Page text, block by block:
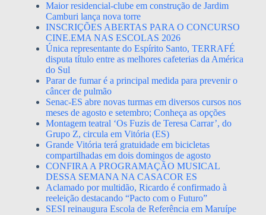
Maior residencial-clube em construção de Jardim
Camburi lança nova torre
INSCRIÇÕES ABERTAS PARA O CONCURSO
CINE.EMA NAS ESCOLAS 2026
Única representante do Espírito Santo, TERRAFÉ
disputa título entre as melhores cafeterias da América
do Sul
Parar de fumar é a principal medida para prevenir o
câncer de pulmão
Senac-ES abre novas turmas em diversos cursos nos
meses de agosto e setembro; Conheça as opções
Montagem teatral ‘Os Fuzis de Teresa Carrar’, do
Grupo Z, circula em Vitória (ES)
Grande Vitória terá gratuidade em bicicletas
compartilhadas em dois domingos de agosto
CONFIRA A PROGRAMAÇÃO MUSICAL
DESSA SEMANA NA CASACOR ES
Aclamado por multidão, Ricardo é confirmado à
reeleição destacando “Pacto com o Futuro”
SESI reinaugura Escola de Referência em Maruípe